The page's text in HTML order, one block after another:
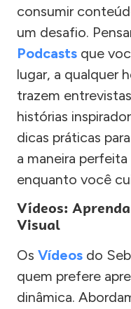
consumir
um desafio.
Podcasts que
lugar, a qualquer
trazem
histórias
dicas práticas
a maneira
enquanto você
Vídeos:
Visual
Os Vídeos do
quem prefere
dinâmica.